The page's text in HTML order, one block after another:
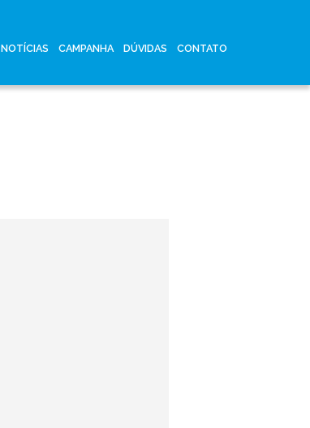
NOTÍCIAS CAMPANHA DÚVIDAS CONTATO